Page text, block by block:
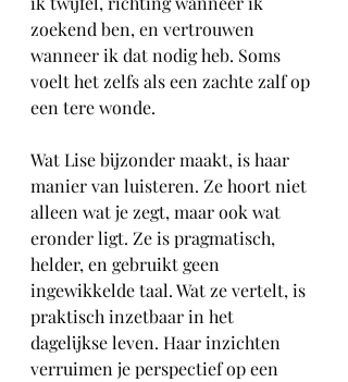
zoekend ben, en vertrouwen
wanneer ik dat nodig heb. Soms
voelt het zelfs als een zachte zalf op
een tere wonde.
Wat Lise bijzonder maakt, is haar
manier van luisteren. Ze hoort niet
alleen wat je zegt, maar ook wat
eronder ligt. Ze is pragmatisch,
helder, en gebruikt geen
ingewikkelde taal. Wat ze vertelt, is
praktisch inzetbaar in het
dagelijkse leven. Haar inzichten
verruimen je perspectief op een